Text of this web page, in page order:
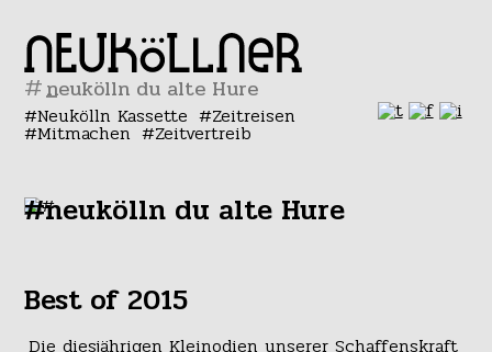
#
Neukölln Kassette Zeitreisen
Mitmachen Zeitvertreib
#neukölln du alte Hure
Best of 2015
Die diesjährigen Kleinodien unserer Schaffenskraft